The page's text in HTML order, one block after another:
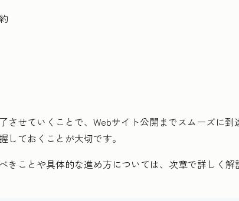
させていくことで、Webサイト公開までスムーズに
しておくことが大切です。
きことや具体的な進め方については、次章で詳しく解